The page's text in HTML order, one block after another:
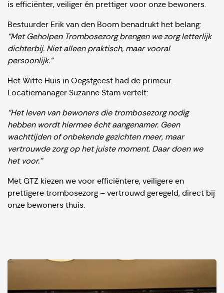
is efficiënter, veiliger én prettiger voor onze bewoners.
Bestuurder Erik van den Boom benadrukt het belang:
“Met Geholpen Trombosezorg brengen we zorg letterlijk
dichterbij. Niet alleen praktisch, maar vooral
persoonlijk.”
Het Witte Huis in Oegstgeest had de primeur.
Locatiemanager Suzanne Stam vertelt:
“Het leven van bewoners die trombosezorg nodig
hebben wordt hiermee écht aangenamer. Geen
wachttijden of onbekende gezichten meer, maar
vertrouwde zorg op het juiste moment. Daar doen we
het voor.”
Met GTZ kiezen we voor efficiëntere, veiligere en
prettigere trombosezorg – vertrouwd geregeld, direct bij
onze bewoners thuis.